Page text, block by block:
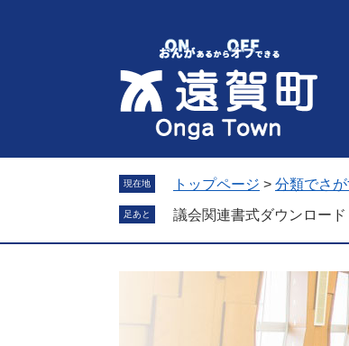
す
し
へ
現在地 トップページ > 分類でさが
足あと 議会関連書式ダウンロード